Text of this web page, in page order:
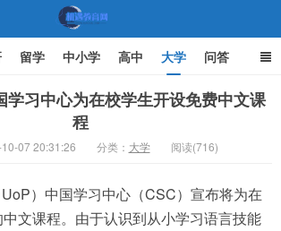
机遇教育网
留学 中小学 高中 大学 问答
学习中心为在校学生开设免费中文课
程
07 20:31:26 分类： 大学 阅读(716)
）中国学习中心（CSC）宣布将为在
文课程。由于认识到从小学习语言技能